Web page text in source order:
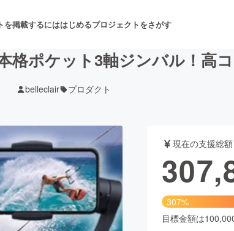
を掲載するにははじめるプロジェクトをさがす
舞台・パフォーマンス
開発 フード・飲食店
アニメ・漫画
ポケット3軸ジンバル！高コ
belleclair プロダクト
現在の支援総額
307%
目標金額は